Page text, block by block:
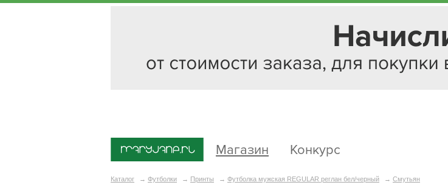
Магазин Конкурс
Каталог → Футболки → Принты → Футболка мужская REGULAR реглан бел/черный → Смутьян